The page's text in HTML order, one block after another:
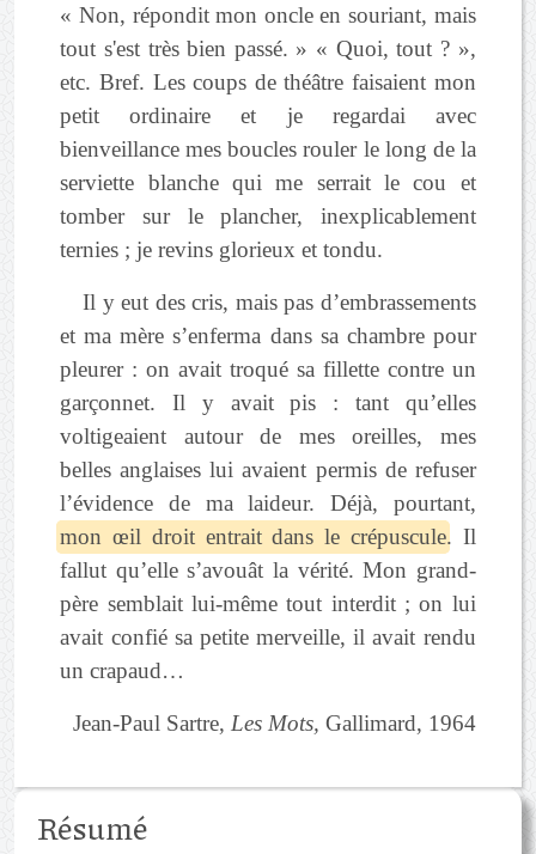
« Non, répondit mon oncle en souriant, mais
tout s'est très bien passé. » « Quoi, tout ? »,
etc. Bref. Les coups de théâtre faisaient mon
petit ordinaire et je regardai avec
bienveillance mes boucles rouler le long de la
serviette blanche qui me serrait le cou et
tomber sur le plancher, inexplicablement
ternies ; je revins glorieux et tondu.
Il y eut des cris, mais pas d’embrassements
et ma mère s’enferma dans sa chambre pour
pleurer : on avait troqué sa fillette contre un
garçonnet. Il y avait pis : tant qu’elles
voltigeaient autour de mes oreilles, mes
belles anglaises lui avaient permis de refuser
l’évidence de ma laideur. Déjà, pourtant,
mon œil droit entrait dans le crépuscule. Il
fallut qu’elle s’avouât la vérité. Mon grand-
père semblait lui-même tout interdit ; on lui
avait confié sa petite merveille, il avait rendu
un crapaud…
Jean-Paul Sartre, Les Mots, Gallimard, 1964
Résumé